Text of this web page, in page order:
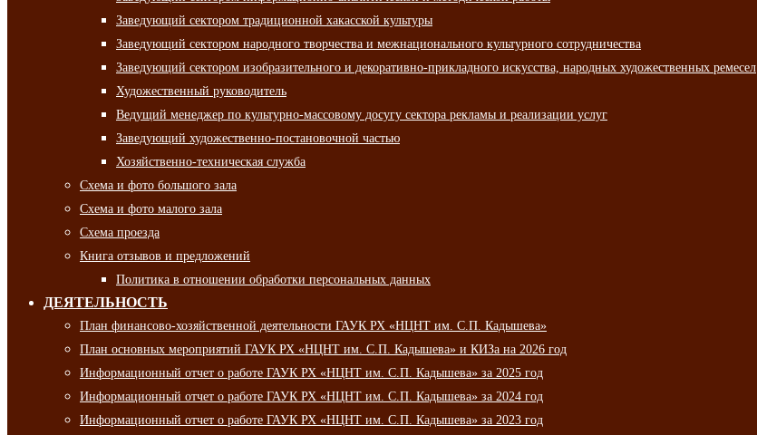
Заведующий сектором традиционной хакасской культуры
Заведующий сектором народного творчества и межнационального культурного сотрудничества
Заведующий сектором изобразительного и декоративно-прикладного искусства, народных художественных ремесел
Художественный руководитель
Ведущий менеджер по культурно-массовому досугу сектора рекламы и реализации услуг
Заведующий художественно-постановочной частью
Хозяйственно-техническая служба
Схема и фото большого зала
Схема и фото малого зала
Схема проезда
Книга отзывов и предложений
Политика в отношении обработки персональных данных
ДЕЯТЕЛЬНОСТЬ
План финансово-хозяйственной деятельности ГАУК РХ «НЦНТ им. С.П. Кадышева»
План основных мероприятий ГАУК РХ «НЦНТ им. С.П. Кадышева» и КИЗа на 2026 год
Информационный отчет о работе ГАУК РХ «НЦНТ им. С.П. Кадышева» за 2025 год
Информационный отчет о работе ГАУК РХ «НЦНТ им. С.П. Кадышева» за 2024 год
Информационный отчет о работе ГАУК РХ «НЦНТ им. С.П. Кадышева» за 2023 год